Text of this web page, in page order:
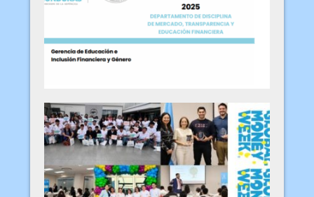
Informe Día Mundial del Ahorro
2025
Informe Global Money
Week 2025
Ver más